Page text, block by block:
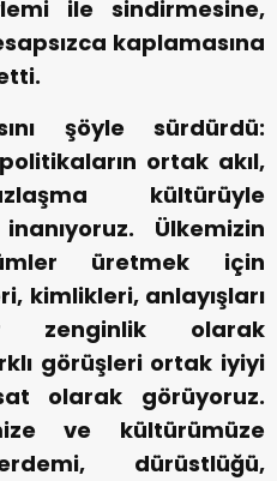
ile sindirmesine,
kaplamasına
şöyle sürdürdü:
ortak akıl,
kültürüyle
Ülkemizin
üretmek için
kimlikleri, anlayışları
zenginlik olarak
görüşleri ortak iyiyi
olarak görüyoruz.
ve kültürümüze
dürüstlüğü,